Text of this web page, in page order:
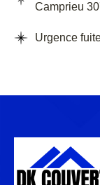
Camprieu
Urgence